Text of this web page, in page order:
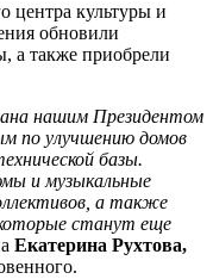
центра культуры и
обновили
а также приобрели
нашим Президентом
по улучшению домов
базы.
и музыкальные
а также
станут еще
Екатерина Рухтова,